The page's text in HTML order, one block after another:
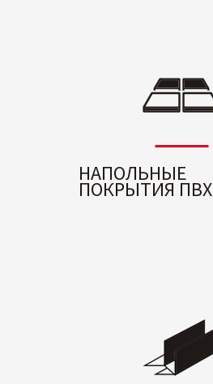
НАПОЛЬНЫЕ
ПОКРЫТИЯ ПВХ